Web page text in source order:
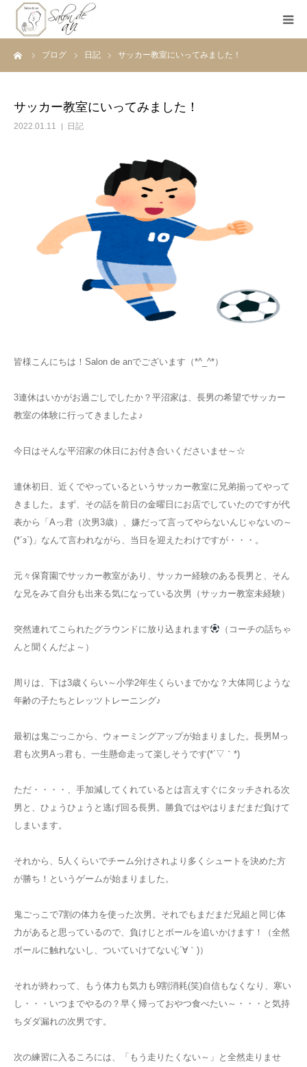
ブログ 日記 サッカー教室にいってみました！
サッカー教室にいってみました！
2022.01.11 日記
皆様こんにちは！Salon de anでございます（*^_^*）
3連休はいかがお過ごしでしたか？平沼家は、長男の希望でサッカー
教室の体験に行ってきましたよ♪
今日はそんな平沼家の休日にお付き合いくださいませ～☆
連休初日、近くでやっているというサッカー教室に兄弟揃ってやって
きました。まず、その話を前日の金曜日にお店でしていたのですが代
表から「Aっ君（次男3歳）、嫌だって言ってやらないんじゃないの～
(*´з`)」なんて言われながら、当日を迎えたわけですが・・・。
元々保育園でサッカー教室があり、サッカー経験のある長男と、そん
な兄をみて自分も出来る気になっている次男（サッカー教室未経験）
突然連れてこられたグラウンドに放り込まれます
（コーチの話ちゃ
んと聞くんだよ～）
周りは、下は3歳くらい～小学2年生くらいまでかな？大体同じような
年齢の子たちとレッツトレーニング♪
最初は鬼ごっこから、ウォーミングアップが始まりました。長男Mっ
君も次男Aっ君も、一生懸命走って楽しそうです(*´▽｀*)
ただ・・・・、手加減してくれているとは言えすぐにタッチされる次
男と、ひょうひょうと逃げ回る長男。勝負ではやはりまだまだ負けて
しまいます。
それから、5人くらいでチーム分けされより多くシュートを決めた方
が勝ち！というゲームが始まりました。
鬼ごっこで7割の体力を使った次男。それでもまだまだ兄組と同じ体
力があると思っているので、負けじとボールを追いかけます！（全然
ボールに触れないし、ついていけてない(;´∀｀)）
それが終わって、もう体力も気力も9割消耗(笑)自信もなくなり、寒い
し・・・いつまでやるの？早く帰っておやつ食べたい～・・・と気持
ちダダ漏れの次男です。
次の練習に入るころには、「もう走りたくない～」と全然走りませ
ホーム
Before＆After
ご予約